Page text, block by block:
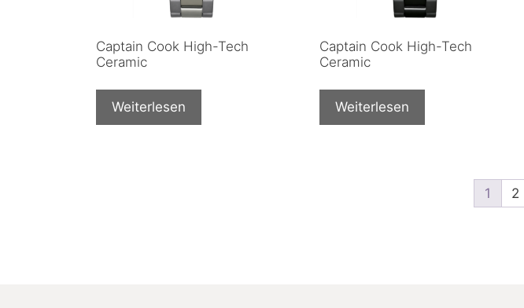
Captain Cook High-Tech
Ceramic
Weiterlesen
Captain Cook High-Tech
Ceramic
Weiterlesen
1 2